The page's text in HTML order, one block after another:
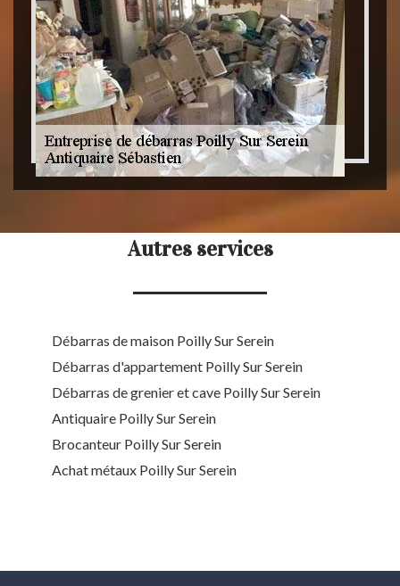
Autres services
Débarras de maison Poilly Sur Serein
Débarras d'appartement Poilly Sur Serein
Débarras de grenier et cave Poilly Sur Serein
Antiquaire Poilly Sur Serein
Brocanteur Poilly Sur Serein
Achat métaux Poilly Sur Serein